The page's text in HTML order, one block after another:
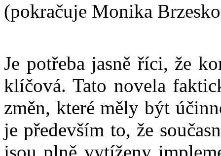
(pokračuje Monika
Je potřeba jasně říci, že
klíčová. Tato novela
změn, které měly být
je především to, že